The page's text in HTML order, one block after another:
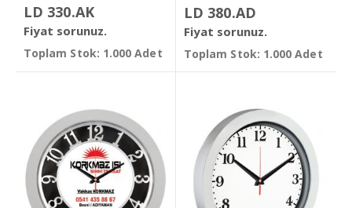
LD 330.AK
Fiyat sorunuz.
Toplam Stok: 1.000 Adet
LD 380.AD
Fiyat sorunuz.
Toplam Stok: 1.000 Adet